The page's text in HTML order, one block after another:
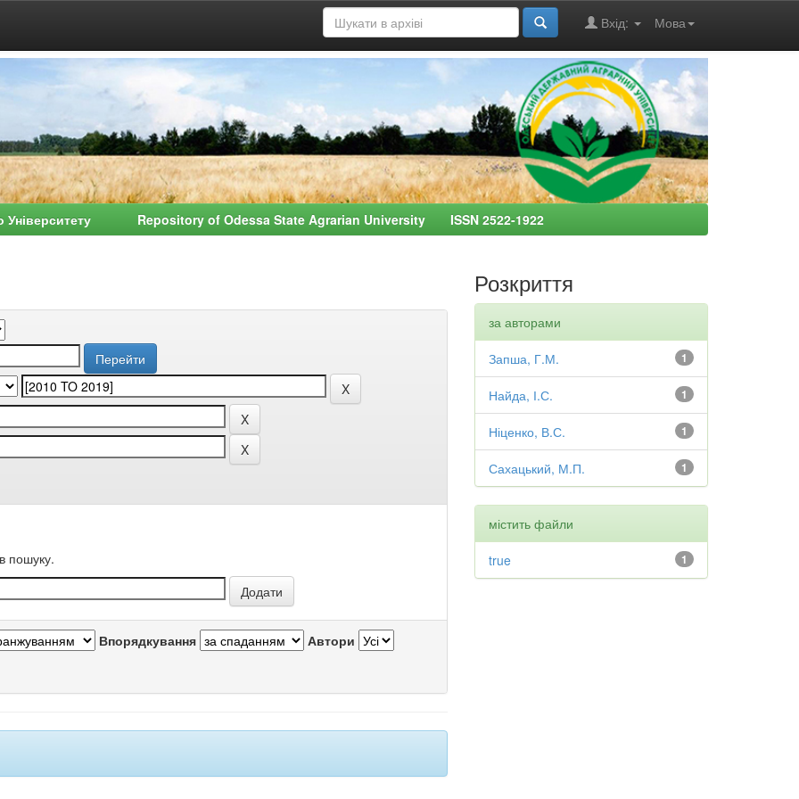
Мова
Вхід:
Університету Repository of Odessa State Agrarian University ISSN 2522-1922
пошуку.
Впорядкування Автори
Розкриття
за авторами
1
Запша, Г.М.
1
Найда, І.С.
1
Ніценко, В.С.
1
Сахацький, М.П.
містить файли
1
true